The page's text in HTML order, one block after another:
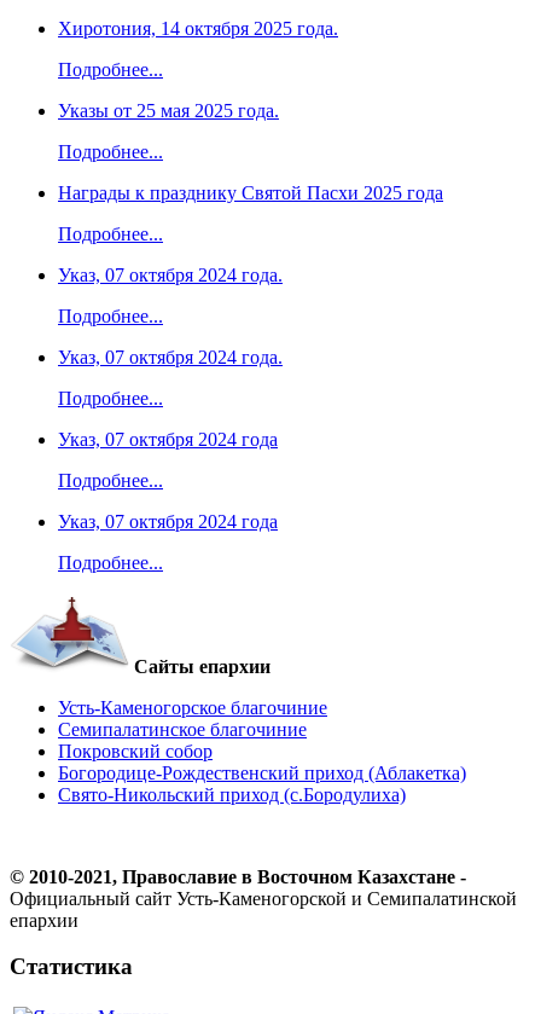
Хиротония, 14 октября 2025 года.
Подробнее...
Указы от 25 мая 2025 года.
Подробнее...
Награды к празднику Святой Пасхи 2025 года
Подробнее...
Указ, 07 октября 2024 года.
Подробнее...
Указ, 07 октября 2024 года.
Подробнее...
Указ, 07 октября 2024 года
Подробнее...
Указ, 07 октября 2024 года
Подробнее...
Сайты епархии
Усть-Каменогорское благочиние
Семипалатинское благочиние
Покровский собор
Богородице-Рождественский приход (Аблакетка)
Свято-Никольский приход (с.Бородулиха)
© 2010-2021, Православие в Восточном Казахстане -
Официальный сайт Усть-Каменогорской и Семипалатинской
епархии
Статистика